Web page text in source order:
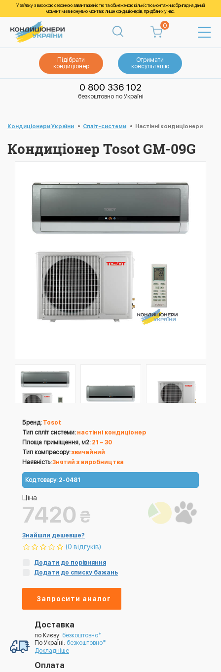
У зв’язку з високою сезонною завантаженістю та обмеженою кількістю монтажних бригад на даний
момент ми виконуємо монтаж лише кондиціонерів, придбаних у нас.
0
Підібрати
кондиціонер
Отримати
консультацію
0 800 336 102
безкоштовно по Україні
Кондиціонери України Спліт-системи Настінні кондиціонери
Кондиціонер Tosot GM-09G
Бренд: Tosot
Тип спліт системи: настінні кондиціонер
Площа приміщення, м2: 21 – 30
Тип компресору:звичайний
Наявність:Знятий з виробництва
Код товару: 2-0481
Ціна
7420 ₴
Знайшли дешевше?
(0 відгуків)
Додати до порівняння
Додати до списку бажань
Запросити аналог
Доставка
по Києву: безкоштовно*
По УкраЇні: безкоштовно*
Докладніше
Оплата